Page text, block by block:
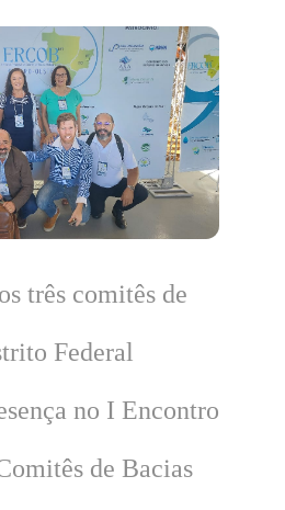
três comitês de
Federal
no I Encontro
de Bacias